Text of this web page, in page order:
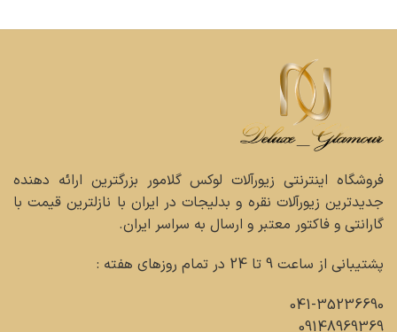
فروشگاه اینترنتی زیورآلات لوکس گلامور بزرگترین ارائه دهنده
جدیدترین زیورآلات نقره و بدلیجات در ایران با نازلترین قیمت با
گارانتی و فاکتور معتبر و ارسال به سراسر ایران.
پشتیبانی از ساعت 9 تا 24 در تمام روزهای هفته :
041-35236690
09148969369